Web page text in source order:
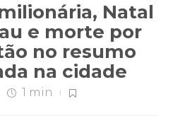
Natal
e morte por
no resumo
na cidade
1 min